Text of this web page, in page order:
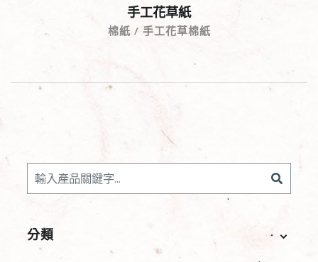
分類
手工花草紙
棉紙 / 手工花草棉紙